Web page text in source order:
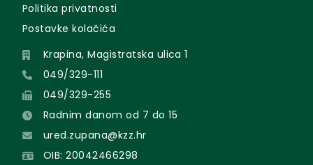
Politika privatnosti
Postavke kolačića
Krapina, Magistratska ulica 1
049/329-111
049/329-255
Radnim danom od 7 do 15
ured.zupana@kzz.hr
OIB: 20042466298